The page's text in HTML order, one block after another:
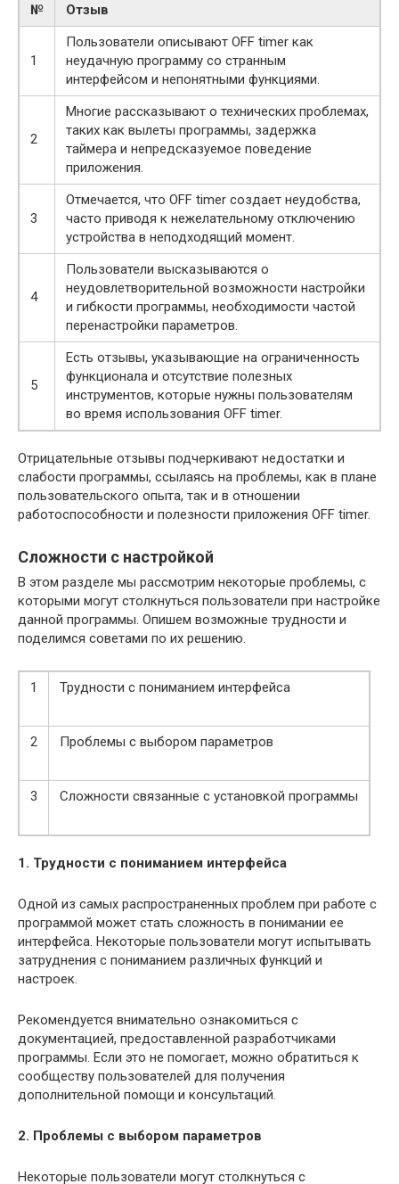
№ Отзыв
1
Пользователи описывают OFF timer как
неудачную программу со странным
интерфейсом и непонятными функциями.
2
Многие рассказывают о технических проблемах,
таких как вылеты программы, задержка
таймера и непредсказуемое поведение
приложения.
3
Отмечается, что OFF timer создает неудобства,
часто приводя к нежелательному отключению
устройства в неподходящий момент.
4
Пользователи высказываются о
неудовлетворительной возможности настройки
и гибкости программы, необходимости частой
перенастройки параметров.
5
Есть отзывы, указывающие на ограниченность
функционала и отсутствие полезных
инструментов, которые нужны пользователям
во время использования OFF timer.
Отрицательные отзывы подчеркивают недостатки и
слабости программы, ссылаясь на проблемы, как в плане
пользовательского опыта, так и в отношении
работоспособности и полезности приложения OFF timer.
Сложности с настройкой
В этом разделе мы рассмотрим некоторые проблемы, с
которыми могут столкнуться пользователи при настройке
данной программы. Опишем возможные трудности и
поделимся советами по их решению.
1 Трудности с пониманием интерфейса
2 Проблемы с выбором параметров
3 Сложности связанные с установкой программы
1. Трудности с пониманием интерфейса
Одной из самых распространенных проблем при работе с
программой может стать сложность в понимании ее
интерфейса. Некоторые пользователи могут испытывать
затруднения с пониманием различных функций и
настроек.
Рекомендуется внимательно ознакомиться с
документацией, предоставленной разработчиками
программы. Если это не помогает, можно обратиться к
сообществу пользователей для получения
дополнительной помощи и консультаций.
2. Проблемы с выбором параметров
Некоторые пользователи могут столкнуться с